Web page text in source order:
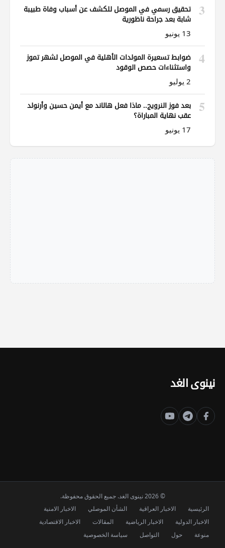
3
تحقيق رسمي في الموصل للكشف عن أسباب وفاة طبيبة
شابة بعد جراحة ناظورية
13 يونيو
4
ضوابط تسعيرة المولدات الأهلية في الموصل لشهر تموز
واستثناءات حصص الوقود
2 يوليو
5
بعد فوز النرويج.. ماذا فعل هالاند مع أيمن حسين وأرنولد
عقب نهاية المباراة؟
17 يونيو
نينوى الغد
© 2026 نينوى الغد. جميع الحقوق محفوظة.
الرئيسية الاخبار العراقية الشأن الموصلي
الاخبار الامنية
الاخبار الدولية
الاخبار الرياضية المقالات
الاخبار الاقتصادية
منوعة
حول التواصل سياسة الخصوصية